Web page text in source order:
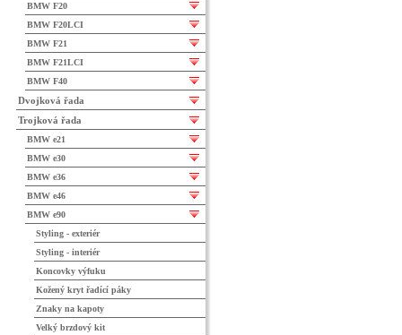
BMW F20
BMW F20LCI
BMW F21
BMW F21LCI
BMW F40
Dvojková řada
Trojková řada
BMW e21
BMW e30
BMW e36
BMW e46
BMW e90
Styling - exteriér
Styling - interiér
Koncovky výfuku
Kožený kryt řadící páky
Znaky na kapoty
Velký brzdový kit